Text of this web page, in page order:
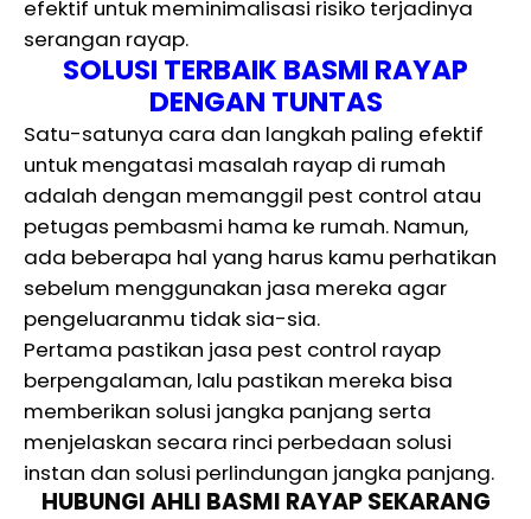
efektif untuk meminimalisasi risiko terjadinya
serangan rayap.
SOLUSI TERBAIK BASMI RAYAP
DENGAN TUNTAS
Satu-satunya cara dan langkah paling efektif
untuk mengatasi masalah rayap di rumah
adalah dengan memanggil pest control atau
petugas pembasmi hama ke rumah. Namun,
ada beberapa hal yang harus kamu perhatikan
sebelum menggunakan jasa mereka agar
pengeluaranmu tidak sia-sia.
Pertama pastikan jasa pest control rayap
berpengalaman, lalu pastikan mereka bisa
memberikan solusi jangka panjang serta
menjelaskan secara rinci perbedaan solusi
instan dan solusi perlindungan jangka panjang.
HUBUNGI AHLI BASMI RAYAP SEKARANG